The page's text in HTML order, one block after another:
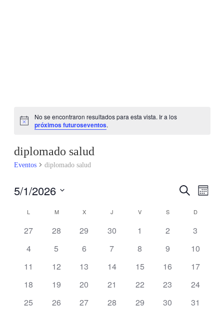
Notice
No se encontraron resultados para esta vista. Ir a los
próximos futuroseventos.
diplomado salud
Eventos diplomado salud
vistas
de
Buscar
Mes
5/1/2026
Calendario
de
Eventos
L MMARTES XMIÉRCOLES
J V SSÁBADO D
0
27
0
28
0
29
0
30
0
1
0
2
0
3
0
4
0
5
0
6
0
7
0
8
0
9
0
10
0
11
0
12
0
13
0
14
0
15
0
16
0
17
0
18
0
19
0
20
0
21
0
22
0
23
0
24
0
25
0
26
0
27
0
28
0
29
0
30
0
31